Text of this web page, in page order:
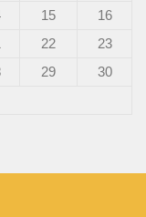
15
16
22
23
29
30